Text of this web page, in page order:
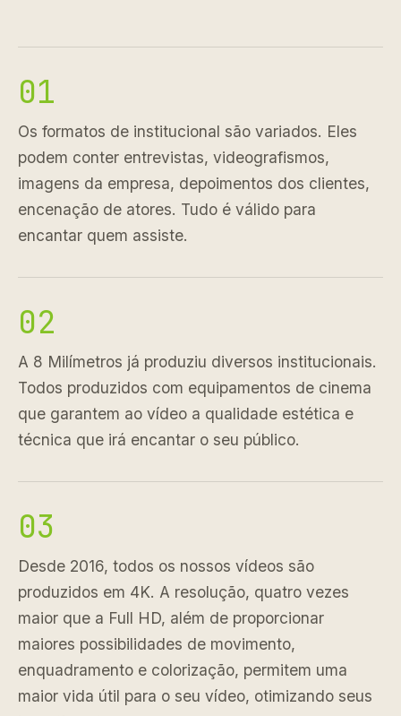
01
Os formatos de institucional são variados. Eles
podem conter entrevistas, videografismos,
imagens da empresa, depoimentos dos clientes,
encenação de atores. Tudo é válido para
encantar quem assiste.
02
A 8 Milímetros já produziu diversos institucionais.
Todos produzidos com equipamentos de cinema
que garantem ao vídeo a qualidade estética e
técnica que irá encantar o seu público.
03
Desde 2016, todos os nossos vídeos são
produzidos em 4K. A resolução, quatro vezes
maior que a Full HD, além de proporcionar
maiores possibilidades de movimento,
enquadramento e colorização, permitem uma
maior vida útil para o seu vídeo, otimizando seus